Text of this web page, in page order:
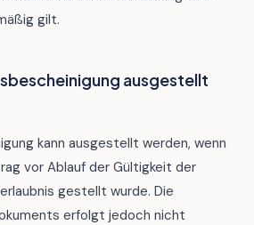
gilt.
ausgestellt
kann ausgestellt werden, wenn
vor Ablauf der Gültigkeit der
gestellt wurde. Die
erfolgt jedoch nicht